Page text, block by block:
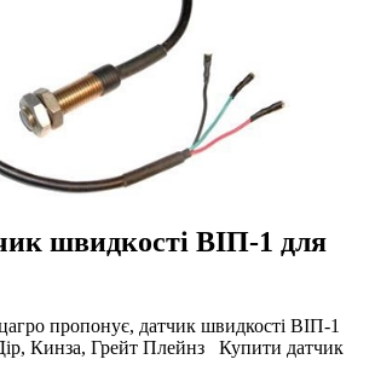
швидкості ВІП-1 для
пропонує, датчик швидкості ВІП-1
Кинза, Грейт Плейнз Купити датчик